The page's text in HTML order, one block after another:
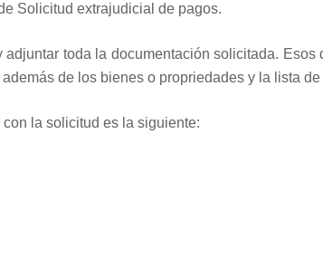
Solicitud extrajudicial de pagos.
toda la documentación solicitada.
de los bienes o propriedades y la lista
la solicitud es la siguiente: